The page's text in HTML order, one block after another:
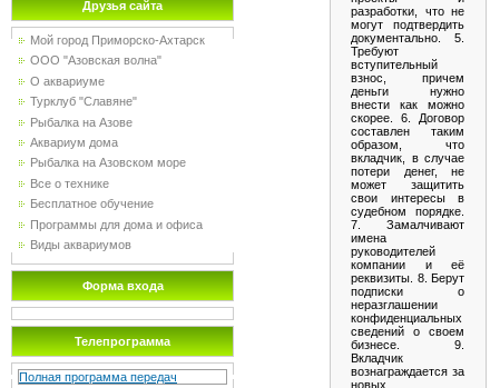
Друзья сайта
Мой город Приморско-Ахтарск
ООО "Азовская волна"
О аквариуме
Турклуб "Славяне"
Рыбалка на Азове
Аквариум дома
Рыбалка на Азовском море
Все о технике
Бесплатное обучение
Программы для дома и офиса
Виды аквариумов
Форма входа
Телепрограмма
Полная программа передач
разработки, что не
могут подтвердить
документально. 5.
Требуют
вступительный
взнос, причем
деньги нужно
внести как можно
скорее. 6. Договор
составлен таким
образом, что
вкладчик, в случае
потери денег, не
может защитить
свои интересы в
судебном порядке.
7. Замалчивают
имена
руководителей
компании и её
реквизиты. 8. Берут
подписки о
неразглашении
конфиденциальных
сведений о своем
бизнесе. 9.
Вкладчик
вознаграждается за
новых